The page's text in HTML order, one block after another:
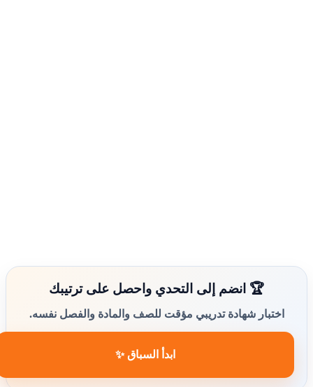
🏆 انضم إلى التحدي واحصل على ترتيبك
اختبار شهادة تدريبي مؤقت للصف والمادة والفصل نفسه.
ابدأ السباق ✨